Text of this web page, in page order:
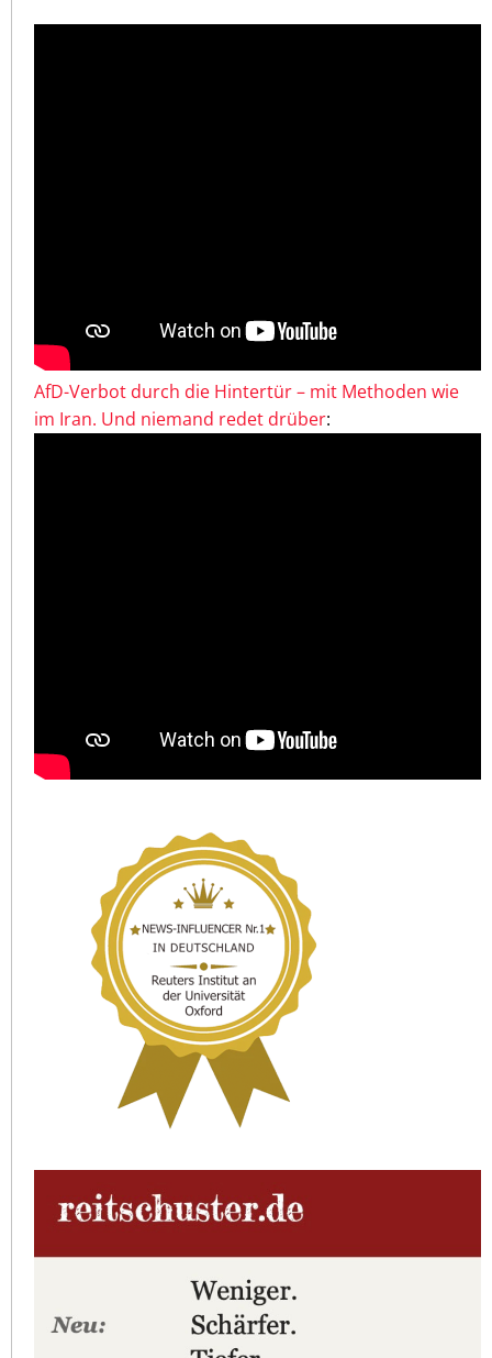
AfD-Verbot durch die Hintertür – mit Methoden wie
im Iran. Und niemand redet drüber: